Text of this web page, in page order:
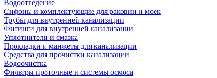
Водоотведение
Сифоны и комплектующие для раковин и моек
Трубы для внутренней канализации
Фитинги для внутренней канализации
Уплотнители и смазка
Прокладки и манжеты для канализации
Средства для прочистки канализации
Водоочистка
Фильтры проточные и системы осмоса